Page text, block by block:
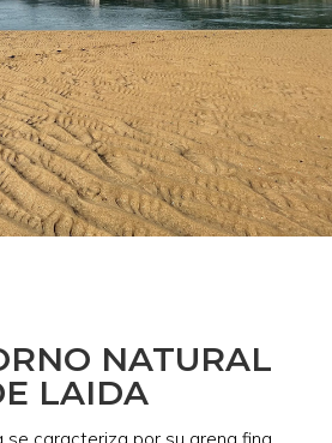
NATURAL
LAIDA